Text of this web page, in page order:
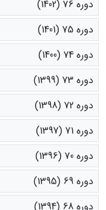
دوره 76 (1402)
دوره 75 (1401)
دوره 74 (1400)
دوره 73 (1399)
دوره 72 (1398)
دوره 71 (1397)
دوره 70 (1396)
دوره 69 (1395)
دوره 68 (1394)